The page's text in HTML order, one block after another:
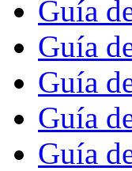
Guía
Guía
Guía
Guía
Guía